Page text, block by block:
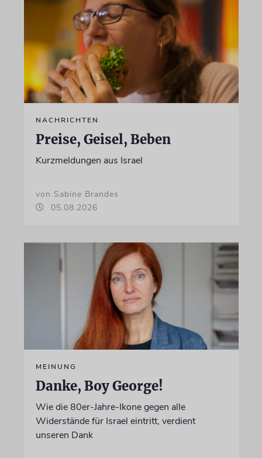
NACHRICHTEN
Preise, Geisel, Beben
Kurzmeldungen aus Israel
von Sabine Brandes
05.08.2026
MEINUNG
Danke, Boy George!
Wie die 80er-Jahre-Ikone gegen alle
Widerstände für Israel eintritt, verdient
unseren Dank